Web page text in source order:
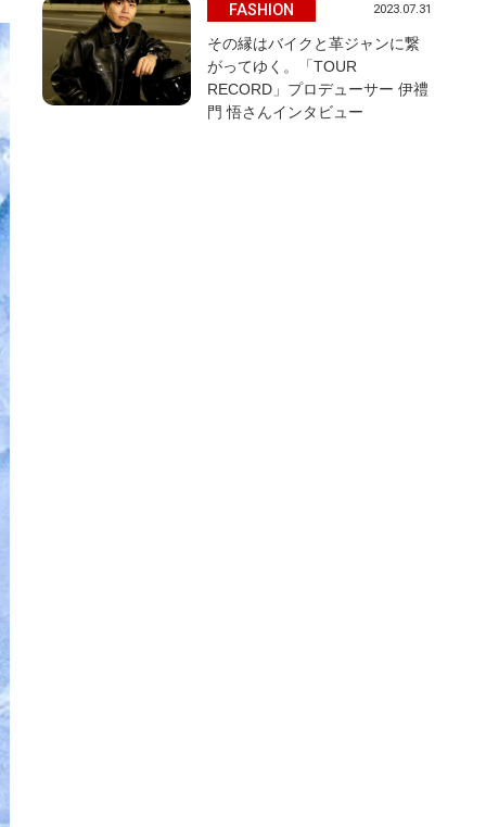
FASHION 2023.07.31
その縁はバイクと革ジャンに繋
がってゆく。「TOUR
RECORD」プロデューサー 伊禮
門 悟さんインタビュー